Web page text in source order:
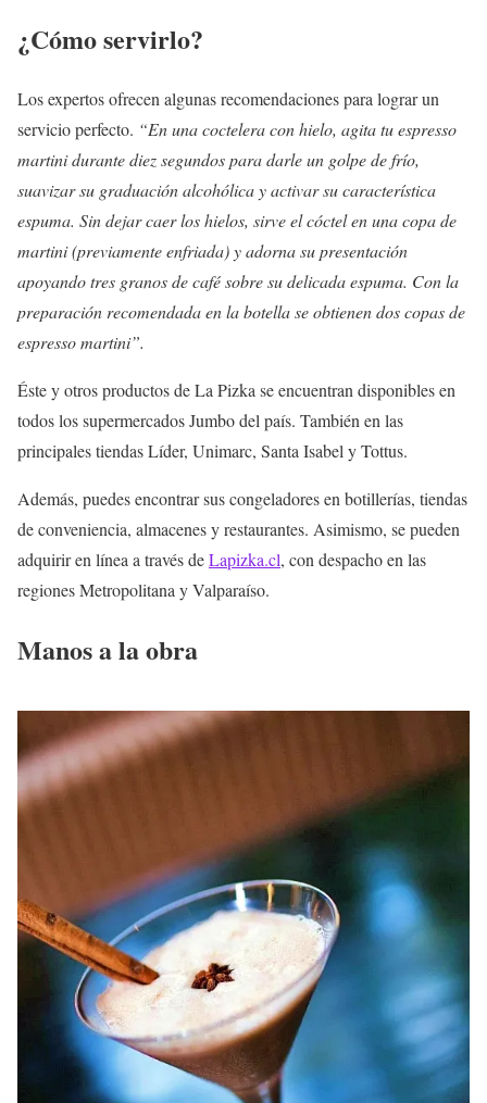
¿Cómo servirlo?
Los expertos ofrecen algunas recomendaciones para lograr un
servicio perfecto. “En una coctelera con hielo, agita tu espresso
martini durante diez segundos para darle un golpe de frío,
suavizar su graduación alcohólica y activar su característica
espuma. Sin dejar caer los hielos, sirve el cóctel en una copa de
martini (previamente enfriada) y adorna su presentación
apoyando tres granos de café sobre su delicada espuma. Con la
preparación recomendada en la botella se obtienen dos copas de
espresso martini”.
Éste y otros productos de La Pizka se encuentran disponibles en
todos los supermercados Jumbo del país. También en las
principales tiendas Líder, Unimarc, Santa Isabel y Tottus.
Además, puedes encontrar sus congeladores en botillerías, tiendas
de conveniencia, almacenes y restaurantes. Asimismo, se pueden
adquirir en línea a través deLapizka.cl, con despacho en las
regiones Metropolitana y Valparaíso.
Manos a la obra